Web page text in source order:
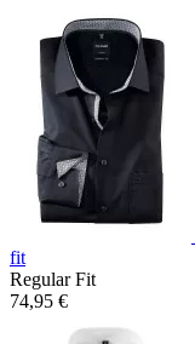
fit
Regular Fit
74,95 €